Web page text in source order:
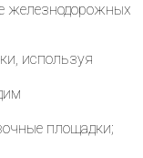
железнодорожных
используя
площадки;